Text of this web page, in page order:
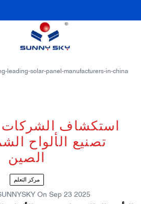
leading-solar-panel-manufacturers-in-china
استكشاف الشركات
تصنيع الألواح
الصين
مركز التعلم
On Sep 23 2025